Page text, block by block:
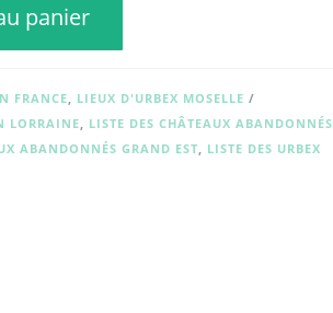
panier
FRANCE
LIEUX D'URBEX MOSELLE
LORRAINE
LISTE DES CHÂTEAUX ABANDONNÉS
ABANDONNÉS GRAND EST
LISTE DES URBEX